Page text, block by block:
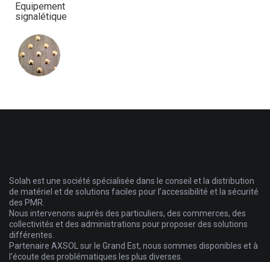
Equipement
signalétique
Solah est une société spécialisée dans le conseil et la distribution
de matériel et de solutions faciles pour l’accessibilité et la sécurité
des PMR.
Nous intervenons auprès des particuliers, des commerces, des
collectivités et des administrations pour proposer des solutions
différentes.
Partenaire AXSOL sur le Grand Est, nous sommes disponibles et à
l’écoute des problématiques les plus diverses.